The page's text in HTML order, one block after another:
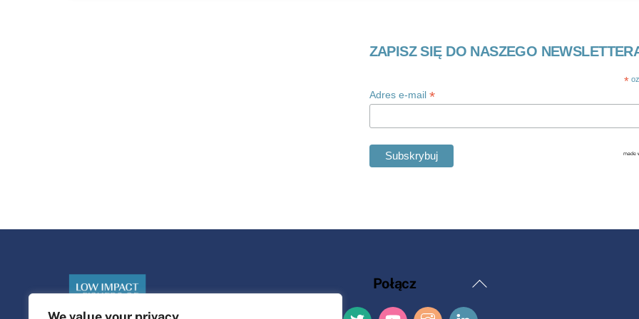
ZAPISZ SIĘ DO NASZEGO
*
Adres e-mail *
Powrót
Połącz